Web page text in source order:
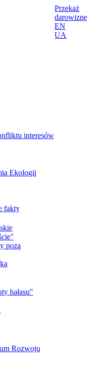
interesów
Ekologii
fakty
poza
hałasu"
Rozwoju
Przekaż
darowiznę
EN
UA